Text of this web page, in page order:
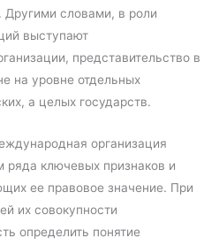
словами, в роли
выступают
представительство в
на уровне отдельных
а целых государств.
организация
ряда ключевых признаков и
ее правовое значение. При
их совокупности
определить понятие